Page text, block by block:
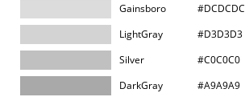
Gainsboro
#DCDCDC
LightGray
#D3D3D3
Silver
#C0C0C0
DarkGray
#A9A9A9